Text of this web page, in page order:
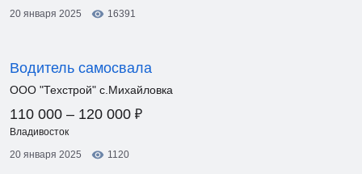
20 января 2025
16391
Водитель самосвала
ООО "Техстрой" с.Михайловка
110 000 – 120 000 ₽
Владивосток
20 января 2025
1120